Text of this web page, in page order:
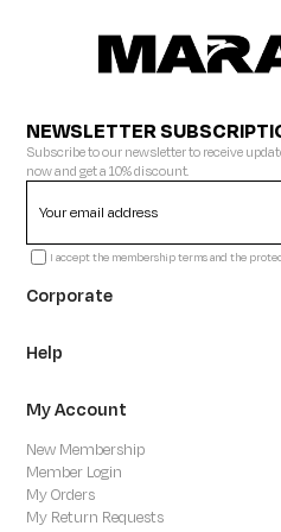
NEWSLETTER
Subscribe to our newsletter to receive
now and get a 10% discount.
I accept the membership terms and the
Corporate
Help
My Account
New Membership
Member Login
My Orders
My Return Requests